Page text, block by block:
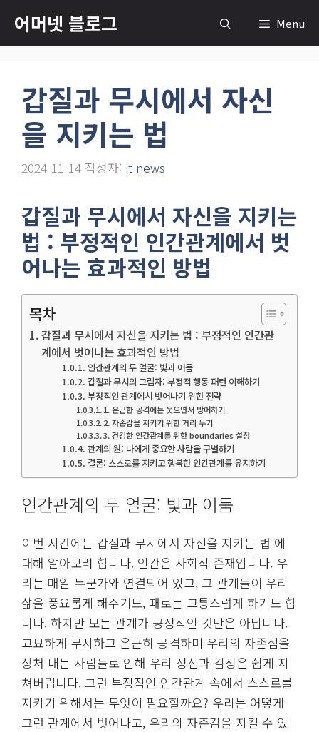
츠
어머넷 블로그 Menu
갑질과 무시에서 자신
을 지키는 법
2024-11-14 작성자: it news
갑질과 무시에서 자신을 지키는
법 : 부정적인 인간관계에서 벗
어나는 효과적인 방법
목차
갑질과 무시에서 자신을 지키는 법 : 부정적인 인간관
계에서 벗어나는 효과적인 방법
인간관계의 두 얼굴: 빛과 어둠
갑질과 무시의 그림자: 부정적 행동 패턴 이해하기
부정적인 관계에서 벗어나기 위한 전략
1. 은근한 공격에는 웃으면서 방어하기
2. 자존감을 지키기 위한 거리 두기
3. 건강한 인간관계를 위한 boundaries 설정
관계의 원: 나에게 중요한 사람을 구별하기
결론: 스스로를 지키고 행복한 인간관계를 유지하기
인간관계의 두 얼굴: 빛과 어둠
이번 시간에는 갑질과 무시에서 자신을 지키는 법 에
대해 알아보려 합니다. 인간은 사회적 존재입니다. 우
리는 매일 누군가와 연결되어 있고, 그 관계들이 우리
삶을 풍요롭게 해주기도, 때로는 고통스럽게 하기도 합
니다. 하지만 모든 관계가 긍정적인 것만은 아닙니다.
교묘하게 무시하고 은근히 공격하며 우리의 자존심을
상처 내는 사람들로 인해 우리 정신과 감정은 쉽게 지
쳐버립니다. 그런 부정적인 인간관계 속에서 스스로를
지키기 위해서는 무엇이 필요할까요? 우리는 어떻게
그런 관계에서 벗어나고, 우리의 자존감을 지킬 수 있